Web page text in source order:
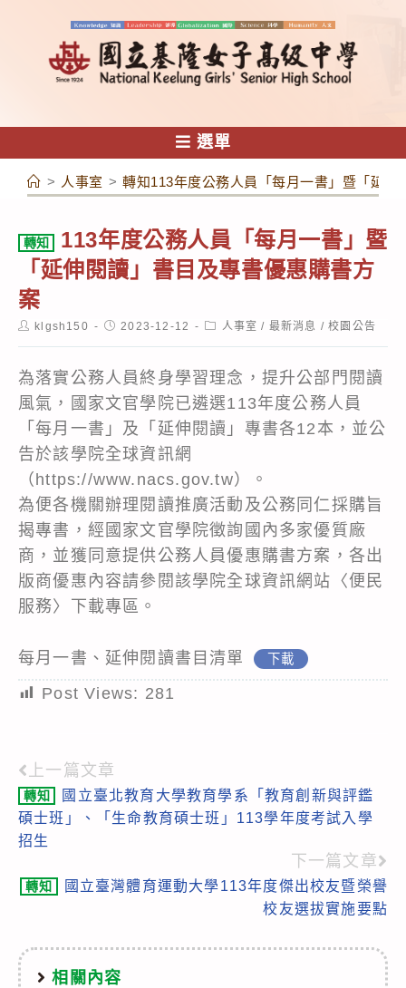
容
選單
> 人事室 > 轉知113年度公務人員「每月一書」暨「延伸
轉知
113年度公務人員「每月一書」暨
「延伸閱讀」書目及專書優惠購書方
案
Postklgsh150
Post2023-12-12
Post人事室 / 最新消息 / 校園公告
為落實公務人員終身學習理念，提升公部門閱讀
風氣，國家文官學院已遴選113年度公務人員
「每月一書」及「延伸閱讀」專書各12本，並公
告於該學院全球資訊網
（https://www.nacs.gov.tw）。
為便各機關辦理閱讀推廣活動及公務同仁採購旨
揭專書，經國家文官學院徵詢國內多家優質廠
商，並獲同意提供公務人員優惠購書方案，各出
版商優惠內容請參閱該學院全球資訊網站〈便民
服務〉下載專區。
每月一書、延伸閱讀書目清單 下載
Post Views: 281
Read
more
articles
上一篇文章
轉知
國立臺北教育大學教育學系「教育創新與評鑑
碩士班」、「生命教育碩士班」113學年度考試入學
招生
下一篇文章
轉知
國立臺灣體育運動大學113年度傑出校友暨榮譽
校友選拔實施要點
相關內容